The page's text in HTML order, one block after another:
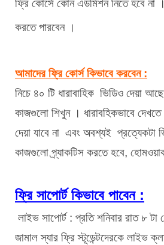
ফ্রি কোর্সে কোন এডমিশন নিতে হবে
করতে পারবেন ।
আমাদের ফ্রি কোর্স কিভাবে করবেন :
নিচে ৪০ টি ধারাবাহিক  ভিডিও দেয়া
কাজগুলো শিখুন । ধারাবহিকভাবে
দেয়া যাবে না  এবং অবশ্যই  প্রত্যেকটা
কাজগুলো প্র্যাকটিস করতে হবে,
ফ্রি সাপোর্ট কিভাবে পাবেন :
লাইভ সাপোর্ট : প্রতি শনিবার রাত ৮ টা
জামাল স্যার ফ্রি স্টূডেন্টদেরকে লাইভ